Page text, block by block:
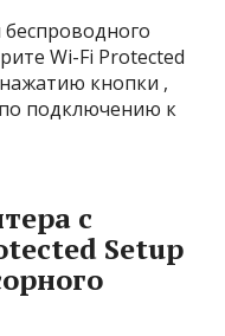
Wi-Fi Protected
кнопки ,
подключению к
с
Setup